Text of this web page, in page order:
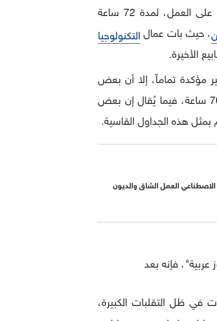
ورغم أن محكمة صينية عليا، منعت في عام 2021 الشركات من إرغام موظفيها على العمل، لمدة 72 ساعة
، حيث بات عمالالتكنولوجيا
، إلى أنها تتوقّع أسابيع عمل تتجاوز الـ 70 ساعة، فيما يُقال إن بعض
بمثل هذه الجداول القاسية.
العمل الشاق والديون
فإنه بعد
في ظل التقلبات الكبيرة،